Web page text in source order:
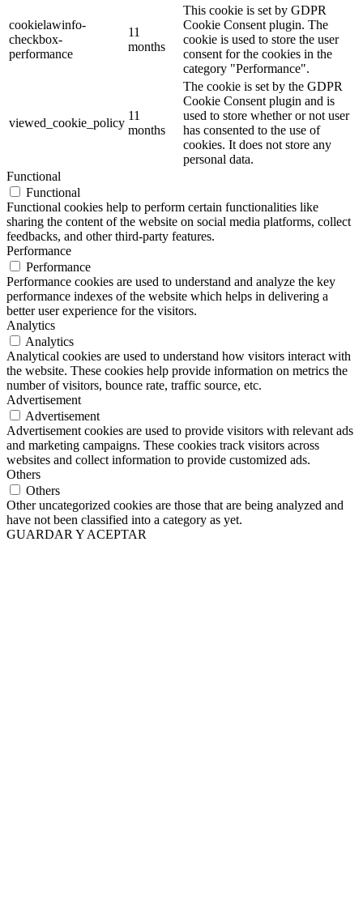
cookielawinfo-
checkbox-
performance
11
months
This cookie is set by GDPR
Cookie Consent plugin. The
cookie is used to store the user
consent for the cookies in the
category "Performance".
viewed_cookie_policy
11
months
The cookie is set by the GDPR
Cookie Consent plugin and is
used to store whether or not user
has consented to the use of
cookies. It does not store any
personal data.
Functional
Functional
Functional cookies help to perform certain functionalities like
sharing the content of the website on social media platforms, collect
feedbacks, and other third-party features.
Performance
Performance
Performance cookies are used to understand and analyze the key
performance indexes of the website which helps in delivering a
better user experience for the visitors.
Analytics
Analytics
Analytical cookies are used to understand how visitors interact with
the website. These cookies help provide information on metrics the
number of visitors, bounce rate, traffic source, etc.
Advertisement
Advertisement
Advertisement cookies are used to provide visitors with relevant ads
and marketing campaigns. These cookies track visitors across
websites and collect information to provide customized ads.
Others
Others
Other uncategorized cookies are those that are being analyzed and
have not been classified into a category as yet.
GUARDAR Y ACEPTAR